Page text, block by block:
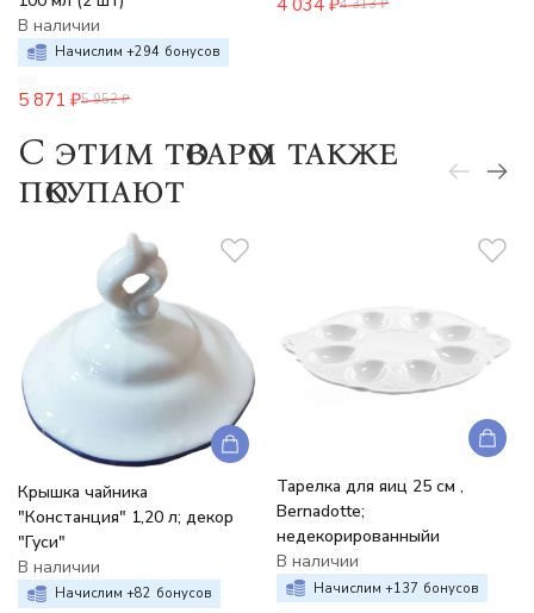
В наличии
Начислим +294 бонусов
5 871 ₽5 952 ₽
4 034 ₽4 313 ₽
C этим товаром также
покупают
Крышка чайника
"Констанция" 1,20 л; декор
"Гуси"
В наличии
Начислим +82 бонусов
Тарелка для яиц 25 см ,
Bernadotte;
недекорированныйи
В наличии
Начислим +137 бонусов